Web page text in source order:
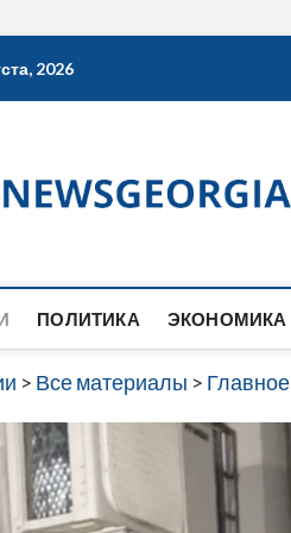
2026
ПОЛИТИКА ЭКОНОМИКА
> Все материалы > Главное